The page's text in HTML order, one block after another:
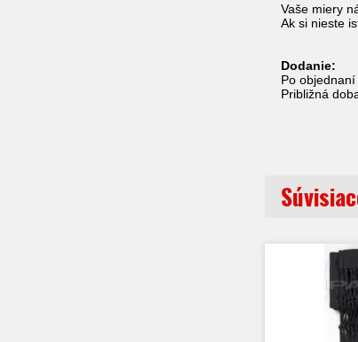
Vaše miery
Ak si nieste
Dodanie:
Po
Približná